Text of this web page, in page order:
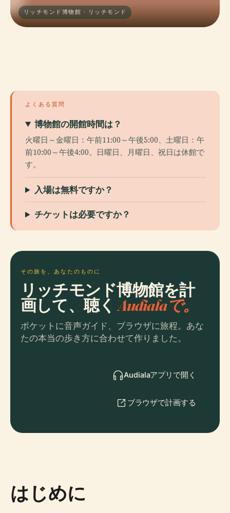
リッチモンド博物館 · リッチモンド
よくある質問
博物館の開館時間は？
火曜日～金曜日：午前11:00～午後5:00、土曜日：午
前10:00～午後4:00。日曜日、月曜日、祝日は休館で
す。
入場は無料ですか？
チケットは必要ですか？
その旅を、あなたのものに
リッチモンド博物館を計
画して、聴くAudialaで。
ポケットに音声ガイド、ブラウザに旅程。あな
たの本当の歩き方に合わせて作りました。
Audialaアプリで開く
ブラウザで計画する
はじめに